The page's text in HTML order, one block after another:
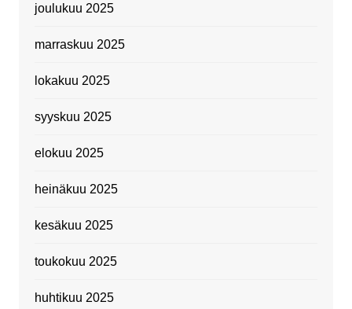
joulukuu 2025
marraskuu 2025
lokakuu 2025
syyskuu 2025
elokuu 2025
heinäkuu 2025
kesäkuu 2025
toukokuu 2025
huhtikuu 2025